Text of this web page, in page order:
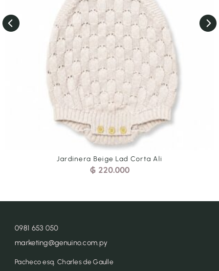
Jardinera Beige Lad Corta Ali
₲ 220.000
0981 653 050
marketing@genuino.com.py
Pacheco esq. Charles de Gaulle